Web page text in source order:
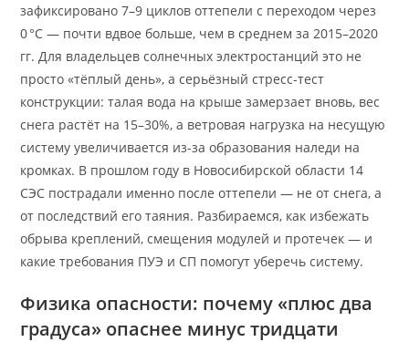
зафиксировано 7–9 циклов оттепели с переходом через
0 °C — почти вдвое больше, чем в среднем за 2015–2020
гг. Для владельцев солнечных электростанций это не
просто «тёплый день», а серьёзный стресс-тест
конструкции: талая вода на крыше замерзает вновь, вес
снега растёт на 15–30%, а ветровая нагрузка на несущую
систему увеличивается из-за образования наледи на
кромках. В прошлом году в Новосибирской области 14
СЭС пострадали именно после оттепели — не от снега, а
от последствий его таяния. Разбираемся, как избежать
обрыва креплений, смещения модулей и протечек — и
какие требования ПУЭ и СП помогут уберечь систему.
Физика опасности: почему «плюс два
градуса» опаснее минус тридцати